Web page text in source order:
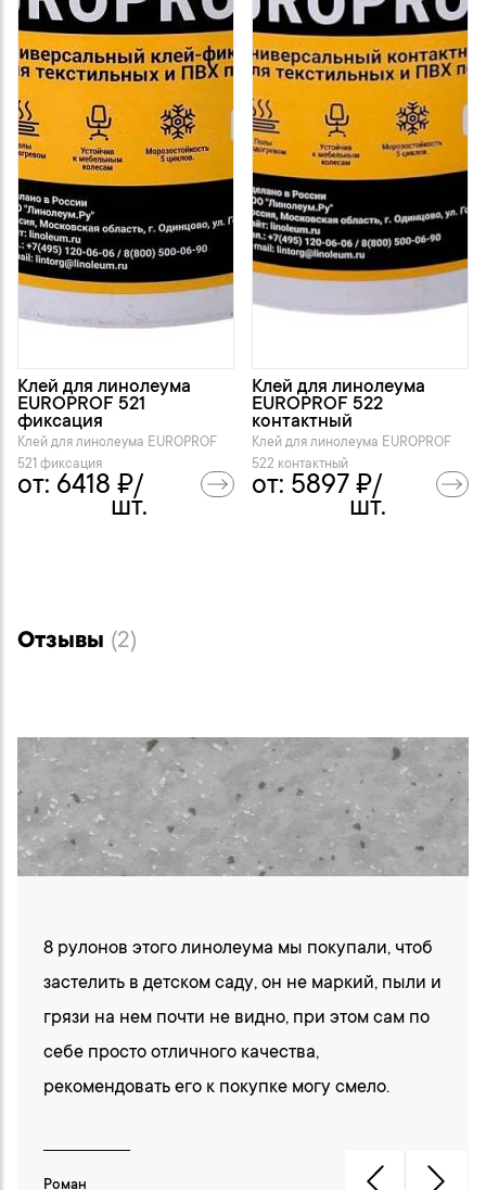
Клей для линолеума
EUROPROF 521
фиксация
Клей для линолеума EUROPROF
521 фиксация
от: 6418 ₽/
шт.
Клей для линолеума
EUROPROF 522
контактный
Клей для линолеума EUROPROF
522 контактный
от: 5897 ₽/
шт.
Отзывы (2)
8 рулонов этого линолеума мы покупали, чтоб
застелить в детском саду, он не маркий, пыли и
грязи на нем почти не видно, при этом сам по
себе просто отличного качества,
рекомендовать его к покупке могу смело.
Роман